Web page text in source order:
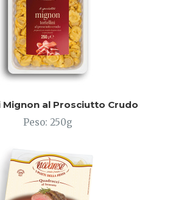
Mignon al Prosciutto Crudo
Peso: 250g